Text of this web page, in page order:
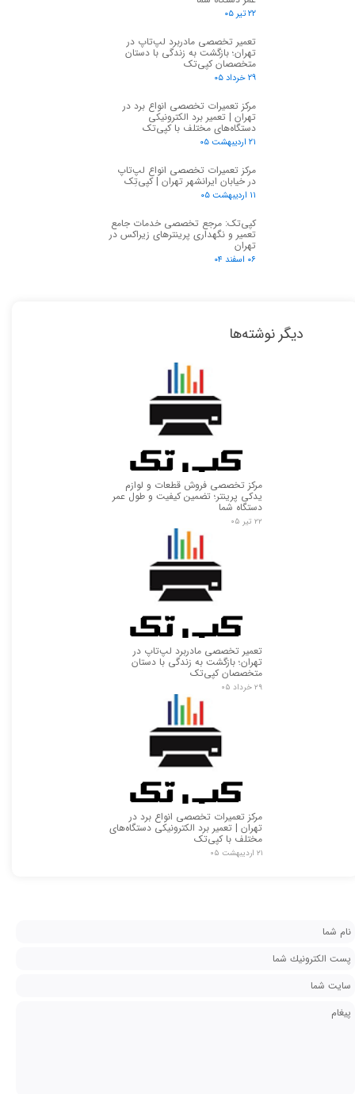
۲۲ تیر ۰۵
تعمیر تخصصی مادربرد لپ‌تاپ در
تهران؛ بازگشت به زندگی با دستان
متخصصان کپی‌تک
۲۹ خرداد ۰۵
مرکز تعمیرات تخصصی انواع برد در
تهران | تعمیر برد الکترونیکی
دستگاه‌های مختلف با کپی‌تک
۲۱ اردیبهشت ۰۵
مرکز تعمیرات تخصصی انواع لپ‌تاپ
در خیابان ایرانشهر تهران | کپی‌تِک
۱۱ اردیبهشت ۰۵
کپی‌تک: مرجع تخصصی خدمات جامع
تعمیر و نگهداری پرینترهای زیراکس در
تهران
۰۶ اسفند ۰۴
دیگر نوشته‌ها
مرکز تخصصی فروش قطعات و لوازم
یدکی پرینتر؛ تضمین کیفیت و طول عمر
دستگاه شما
۲۲ تیر ۰۵
تعمیر تخصصی مادربرد لپ‌تاپ در
تهران؛ بازگشت به زندگی با دستان
متخصصان کپی‌تک
۲۹ خرداد ۰۵
مرکز تعمیرات تخصصی انواع برد در
تهران | تعمیر برد الکترونیکی دستگاه‌های
مختلف با کپی‌تک
۲۱ اردیبهشت ۰۵